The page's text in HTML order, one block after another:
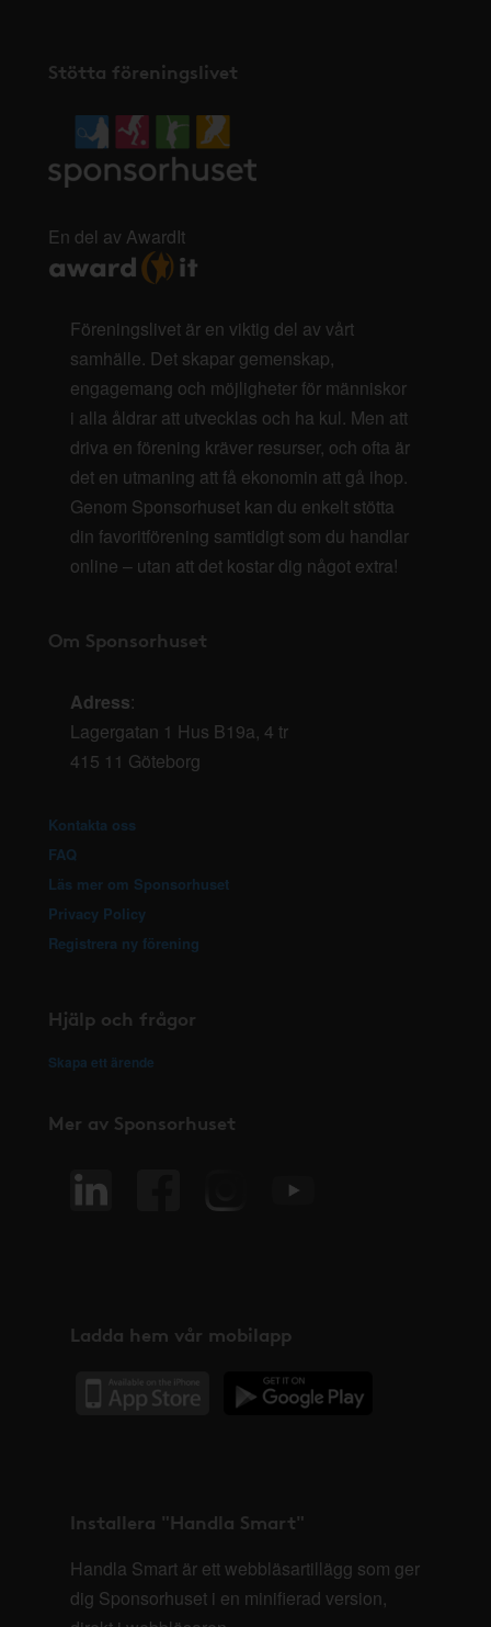
Stötta föreningslivet
En del av AwardIt
Föreningslivet är en viktig del av vårt
samhälle. Det skapar gemenskap,
engagemang och möjligheter för människor
i alla åldrar att utvecklas och ha kul. Men att
driva en förening kräver resurser, och ofta är
det en utmaning att få ekonomin att gå ihop.
Genom Sponsorhuset kan du enkelt stötta
din favoritförening samtidigt som du handlar
online – utan att det kostar dig något extra!
Om Sponsorhuset
Adress:
Lagergatan 1 Hus B19a, 4 tr
415 11 Göteborg
Kontakta oss
FAQ
Läs mer om Sponsorhuset
Privacy Policy
Registrera ny förening
Hjälp och frågor
Skapa ett ärende
Mer av Sponsorhuset
Ladda hem vår mobilapp
Installera "Handla Smart"
Handla Smart är ett webbläsartillägg som ger
dig Sponsorhuset i en minifierad version,